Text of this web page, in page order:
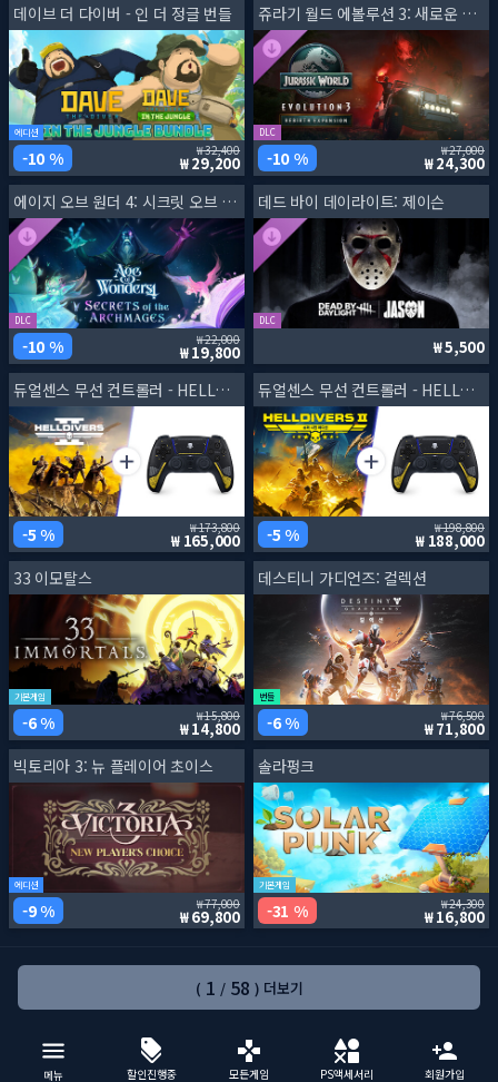
데이브 더 다이버 - 인 더 정글 번들
에디션
10 % 32,400
29,200
쥬라기 월드 에볼루션 3: 새로운 시작 확장팩
DLC
10 % 27,000
24,300
에이지 오브 원더 4: 시크릿 오브 더 아크메이지
DLC
10 % 22,000
19,800
데드 바이 데이라이트: 제이슨
DLC
5,500
듀얼센스 무선 컨트롤러 - HELLDIVERS 2 한정판 + 헬다이버즈 2
5 % 173,800
165,000
듀얼센스 무선 컨트롤러 - HELLDIVERS 2 한정판 + 헬다이버즈 2 슈퍼 시민 에디션
5 % 198,800
188,000
33 이모탈스
기본게임
6 % 15,800
14,800
데스티니 가디언즈: 컬렉션
번들
6 % 76,500
71,800
빅토리아 3: 뉴 플레이어 초이스
에디션
9 % 77,000
69,800
솔라펑크
기본게임
31 % 24,300
16,800
( 1 / 58 ) 더보기
메뉴 할인진행중 모든게임 PS액세서리 회원가입